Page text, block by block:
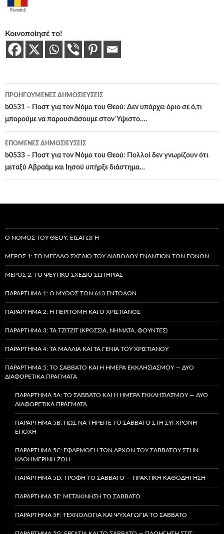
Română
Κοινοποίησέ το!
Πλοήγηση
άρθρων
ΠΡΟΗΓΟΎΜΕΝΕΣ ΔΗΜΟΣΙΕΎΣΕΙΣ
b0531 – Ποστ για τον Νόμο του Θεού: Δεν υπάρχει όριο σε ό,τι
μπορούμε να παρουσιάσουμε στον Ύψιστο….
ΕΠΌΜΕΝΕΣ ΔΗΜΟΣΙΕΎΣΕΙΣ
b0533 – Ποστ για τον Νόμο του Θεού: Πολλοί δεν γνωρίζουν ότι
μεταξύ Αβραάμ και Ιησού υπήρξε διάστημα…
Ο ΝΌΜΟΣ ΤΟΥ ΘΕΟΎ: ΕΙΣΑΓΩΓΉ
ΜΈΡΟΣ 1: ΤΟ ΜΕΓΆΛΟ ΣΧΈΔΙΟ ΤΟΥ ΔΙΑΒΌΛΟΥ ΕΝΑΝΤΊΟΝ ΤΩΝ ΕΘΝΏΝ
ΜΈΡΟΣ 2: ΤΟ ΨΕΎΤΙΚΟ ΣΧΈΔΙΟ ΣΩΤΗΡΊΑΣ
ΠΑΡΆΡΤΗΜΑ 1: Ο ΜΎΘΟΣ ΤΩΝ 613 ΕΝΤΟΛΏΝ
ΠΑΡΆΡΤΗΜΑ 2: Η ΠΕΡΙΤΟΜΉ ΚΑΙ Ο ΧΡΙΣΤΙΑΝΌΣ
ΠΑΡΆΡΤΗΜΑ 3: ΤΑ TZITZIT (ΚΡΌΣΣΙΑ, ΝΉΜΑΤΑ, ΦΟΎΝΤΕΣ)
ΠΑΡΆΡΤΗΜΑ 4: ΤΑ ΜΑΛΛΙΆ ΚΑΙ ΤΑ ΓΈΝΙΑ ΤΟΥ ΧΡΙΣΤΙΑΝΟΎ
ΠΑΡΆΡΤΗΜΑ 5: ΤΟ ΣΆΒΒΑΤΟ ΚΑΙ Η ΗΜΈΡΑ ΕΚΚΛΗΣΙΑΣΜΟΎ — ΔΎΟ
ΔΙΑΦΟΡΕΤΙΚΆ ΠΡΆΓΜΑΤΑ
ΠΑΡΆΡΤΗΜΑ 5A: ΤΟ ΣΆΒΒΑΤΟ ΚΑΙ Η ΗΜΈΡΑ ΕΚΚΛΗΣΙΑΣΜΟΎ — ΔΎΟ
ΔΙΑΦΟΡΕΤΙΚΆ ΠΡΆΓΜΑΤΑ
ΠΑΡΆΡΤΗΜΑ 5B: ΠΏΣ ΝΑ ΤΗΡΕΊΤΕ ΤΟ ΣΆΒΒΑΤΟ ΣΤΗ ΣΎΓΧΡΟΝΗ
ΕΠΟΧΉ
ΠΑΡΆΡΤΗΜΑ 5C: ΕΦΑΡΜΟΓΉ ΤΩΝ ΑΡΧΏΝ ΤΟΥ ΣΑΒΒΆΤΟΥ ΣΤΗΝ
ΚΑΘΗΜΕΡΙΝΉ ΖΩΉ
ΠΑΡΆΡΤΗΜΑ 5D: ΤΡΟΦΉ ΤΟ ΣΆΒΒΑΤΟ — ΠΡΑΚΤΙΚΉ ΚΑΘΟΔΉΓΗΣΗ
ΠΑΡΆΡΤΗΜΑ 5E: ΜΕΤΑΚΊΝΗΣΗ ΤΟ ΣΆΒΒΑΤΟ
ΠΑΡΆΡΤΗΜΑ 5F: ΤΕΧΝΟΛΟΓΊΑ ΚΑΙ ΨΥΧΑΓΩΓΊΑ ΤΟ ΣΆΒΒΑΤΟ